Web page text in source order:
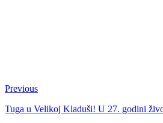
Previous
Tuga u Velikoj Kladuši! U 27. godini